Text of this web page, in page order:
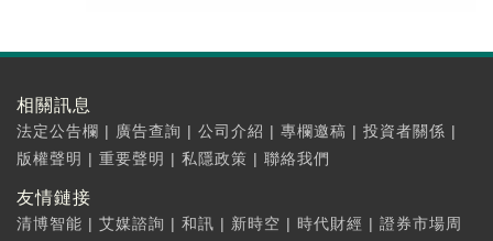
相關訊息
法定公告欄 | 廣告查詢 | 公司介紹 | 專欄邀稿 | 投資者關係 |
版權聲明 | 重要聲明 | 私隱政策 | 聯絡我們
友情鏈接
清博智能 | 艾媒諮詢 | 和訊 | 新時空 | 時代財經 | 證券市場周